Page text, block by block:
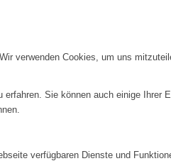
verwenden Cookies, um uns
Sie können auch einige
verfügbaren Dienste und